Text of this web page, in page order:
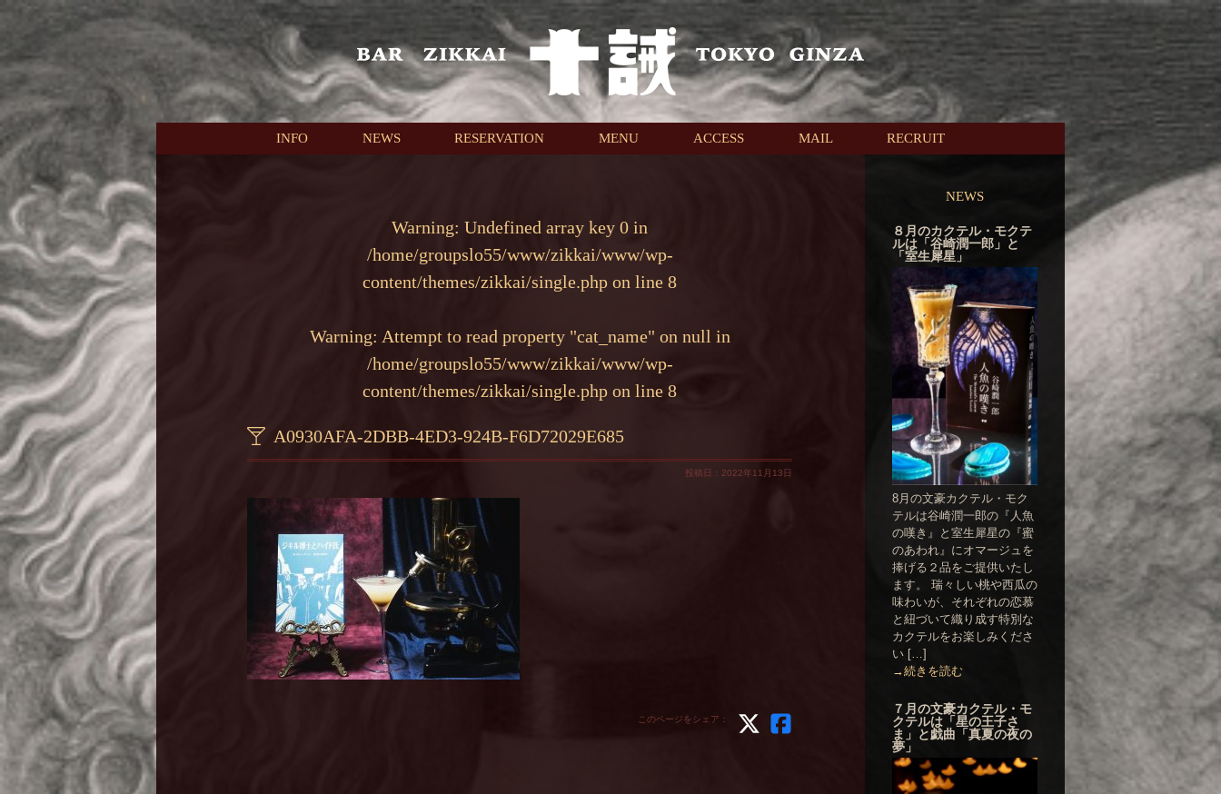
本文へスキップ
INFO NEWS RESERVATION MENU ACCESS MAIL RECRUIT
Warning: Undefined array key 0 in
/home/groupslo55/www/zikkai/www/wp-
content/themes/zikkai/single.php on line 8
Warning: Attempt to read property "cat_name" on null in
/home/groupslo55/www/zikkai/www/wp-
content/themes/zikkai/single.php on line 8
A0930AFA-2DBB-4ED3-924B-F6D72029E685
投稿日：2022年11月13日
このページをシェア：
NEWS
８月のカクテル・モクテ
ルは「谷崎潤一郎」と
「室生犀星」
8月の文豪カクテル・モク
テルは谷崎潤一郎の『人魚
の嘆き』と室生犀星の『蜜
のあわれ』にオマージュを
捧げる２品をご提供いたし
ます。 瑞々しい桃や西瓜の
味わいが、それぞれの恋慕
と紐づいて織り成す特別な
カクテルをお楽しみくださ
い […]
→続きを読む
７月の文豪カクテル・モ
クテルは「星の王子さ
ま」と戯曲「真夏の夜の
夢」